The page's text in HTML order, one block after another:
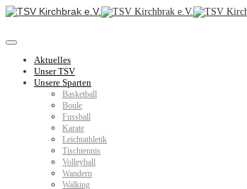
Aktuelles
Unser TSV
Unsere Sparten
Basketball
Boule
Fussball
Karate
Leichtathletik
Tischtennis
Volleyball
Wandern
Walking